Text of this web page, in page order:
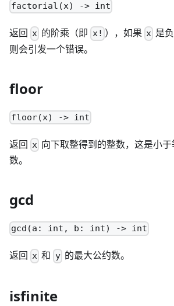
factorial(x) -> int
返回 x 的阶乘（即 x! ），如果 x 是
则会引发一个错误。
floor
floor(x) -> int
返回 x 向下取整得到的整数，这是小
数。
gcd
gcd(a: int, b: int) -> int
返回 x 和 y的最大公约数。
isfinite